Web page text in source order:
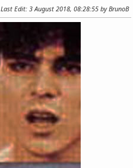
Last Edit: 3 August 2018, 08:28:55 by BrunoB